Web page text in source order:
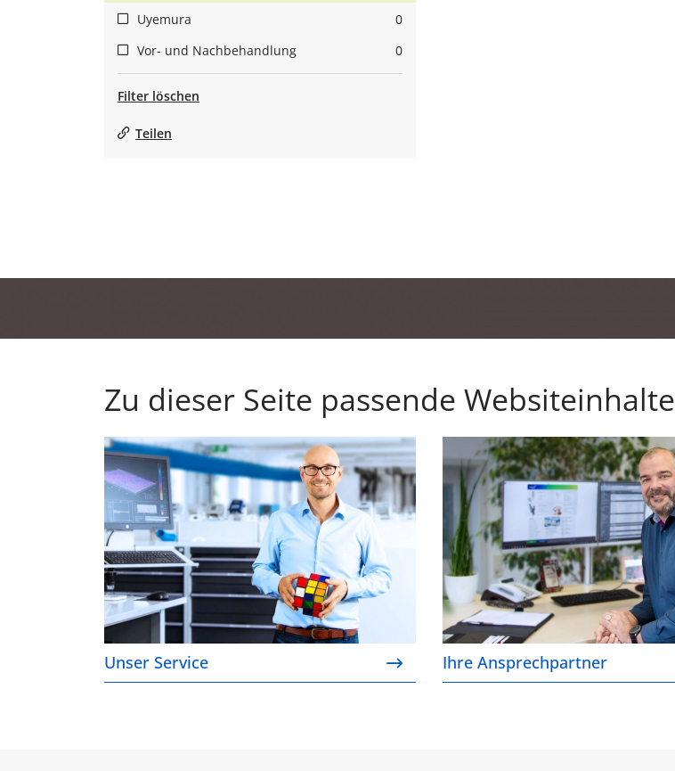
Uyemura
0
Vor- und Nachbehandlung
0
Filter löschen
Teilen
Zu dieser Seite passende Websiteinhalte
Unser Service
Unser Service
Ihre Ansprechpartner
Ihre Ansprechpartner